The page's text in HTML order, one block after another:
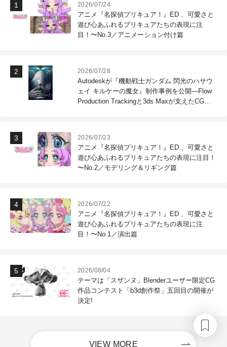
2026/07/24
アニメ『名探偵プリキュア！』ED 、可愛さと
遊び心あふれるプリキュアたちの表現に注
目！〜No.3／アニメーション付け篇
2026/07/28
Autodeskが『機動戦士ガンダム 閃光のハサウ
ェイ キルケーの魔女』制作事例を公開―Flow
Production Trackingと3ds Maxが支えたCG制
2026/07/23
アニメ『名探偵プリキュア！』ED 、可愛さと
遊び心あふれるプリキュアたちの表現に注目！
〜No.2／モデリング＆リギング篇
2026/07/22
アニメ『名探偵プリキュア！』ED 、可愛さと
遊び心あふれるプリキュアたちの表現に注
目！〜No.1／演出篇
2026/08/04
テーマは「スザンヌ」Blenderユーザー限定CG
作品コンテスト「b3d創作祭」五回目の開催が
決定!
VIEW MORE